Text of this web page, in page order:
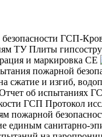
и маркировка CE
об испытаниях
Протокол
пожарной